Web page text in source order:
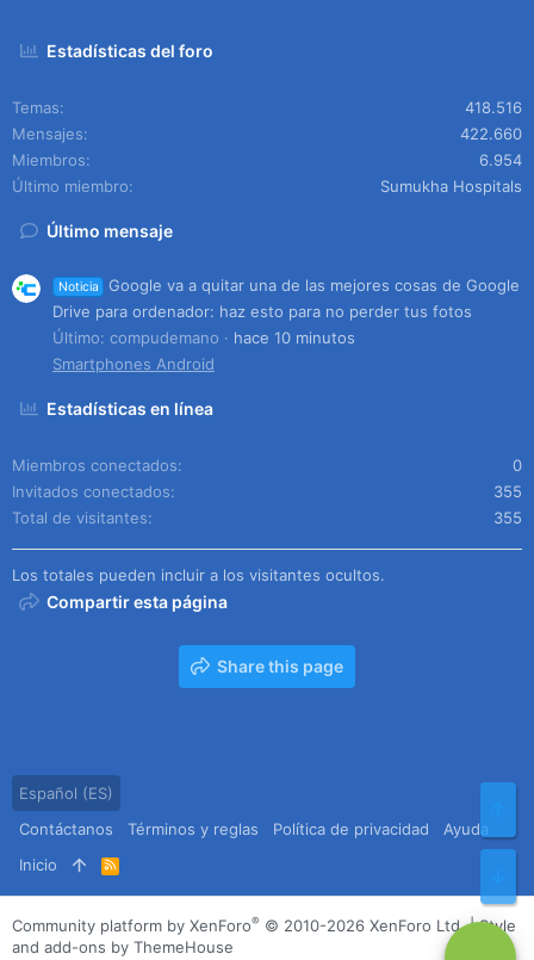
Estadísticas del foro
Temas
418.516
Mensajes
422.660
Miembros
6.954
Último miembro
Sumukha Hospitals
Último mensaje
Noticia
Google va a quitar una de las mejores cosas de Google
Drive para ordenador: haz esto para no perder tus fotos
Último: compudemano
hace 10 minutos
Smartphones Android
Estadísticas en línea
Miembros conectados
0
Invitados conectados
355
Total de visitantes
355
Los totales pueden incluir a los visitantes ocultos.
Compartir esta página
Share this page
Español (ES)
Contáctanos
Términos y reglas Política de privacidad
Ayuda
Inicio
R
S
S
Community platform by XenForo® © 2010-2026 XenForo Ltd. |Style
and add-ons by ThemeHouse